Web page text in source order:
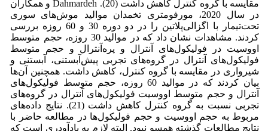
مقایسه با گروه کنترل کاهش داشت (20). Dahmardeh و همکاران
در سال 2020، مورفومتری تخمدان موالید موش‌های سوری
تحت‌تیمار با اگزالی‌پلاتین را در دو دوره 30 و 60 روزه بررسی
کردند. مشاهدات نشان داد که در موالید 30 روزه، حجم متوسط
اووسیت در فولیکول‌های آنترال و پره‌آنترال و حجم متوسط
فولیکول‌های آنترال در گروه‌های تجربی پیش‌آبستنی، آبستنی و
شیرواری در مقایسه با گروه کنترل، کاهش داشت. همچنین آن‌ها
بیان کردند که در موالید 60 روزه، حجم متوسط فولیکول‌های
آنترال و حجم متوسط اووسیت فولیکول‌های آنترال در گروه‌های
تجربی نسبت به گروه کنترل کاهش داشت
(21). نتایج داده‌های
مربوط به حجم اووسیت و حجم فولیکول‌ها در مطالعه حاضر با
نتایج مطالعات گذشته همسو نبود. البته لازم به یادآودری است که